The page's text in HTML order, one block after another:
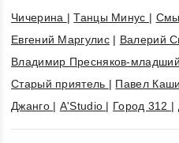
Чичерина |Танцы Минус |
Евгений Маргулис| Валерий
Владимир Пресняков-младший
Старый приятель | Павел
Джанго | A'Studio | Город 312 |